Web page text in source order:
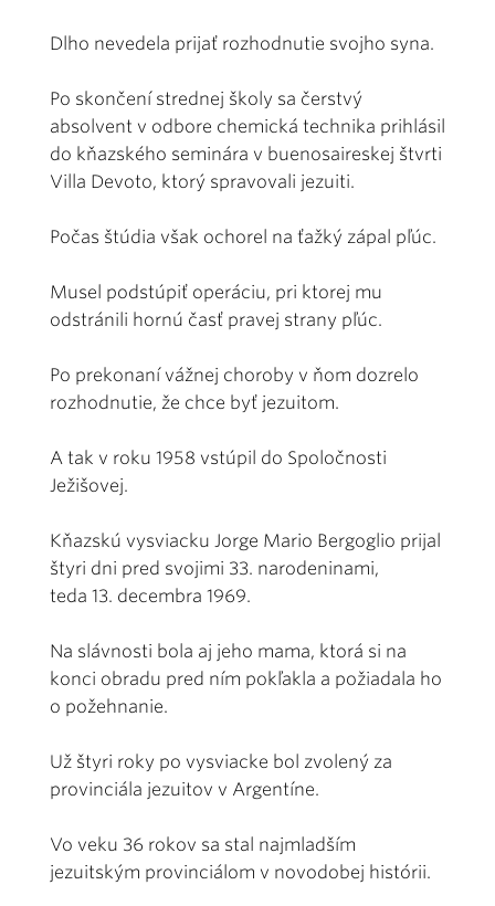
Dlho nevedela prijať rozhodnutie svojho syna.
Po skončení strednej školy sa čerstvý
absolvent v odbore chemická technika prihlásil
do kňazského seminára v buenosaireskej štvrti
Villa Devoto, ktorý spravovali jezuiti.
Počas štúdia však ochorel na ťažký zápal pľúc.
Musel podstúpiť operáciu, pri ktorej mu
odstránili hornú časť pravej strany pľúc.
Po prekonaní vážnej choroby v ňom dozrelo
rozhodnutie, že chce byť jezuitom.
A tak v roku 1958 vstúpil do Spoločnosti
Ježišovej.
Kňazskú vysviacku Jorge Mario Bergoglio prijal
štyri dni pred svojimi 33. narodeninami,
teda 13. decembra 1969.
Na slávnosti bola aj jeho mama, ktorá si na
konci obradu pred ním pokľakla a požiadala ho
o požehnanie.
Už štyri roky po vysviacke bol zvolený za
provinciála jezuitov v Argentíne.
Vo veku 36 rokov sa stal najmladším
jezuitským provinciálom v novodobej histórii.